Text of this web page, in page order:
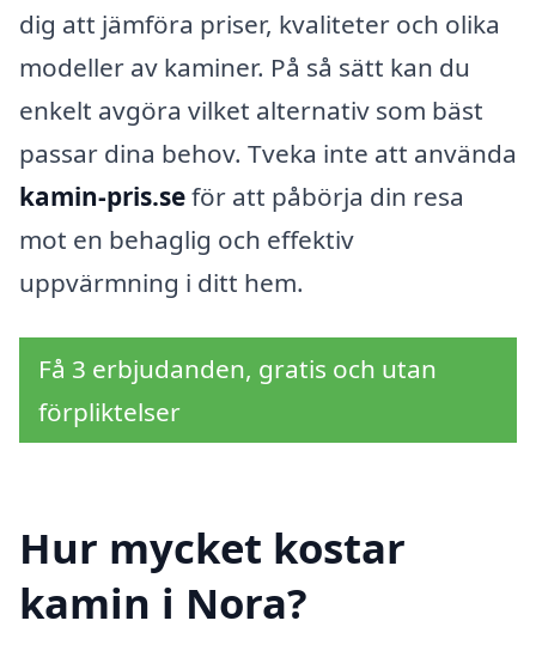
dig att jämföra priser, kvaliteter och olika
modeller av kaminer. På så sätt kan du
enkelt avgöra vilket alternativ som bäst
passar dina behov. Tveka inte att använda
kamin-pris.seför att påbörja din resa
mot en behaglig och effektiv
uppvärmning i ditt hem.
Få 3 erbjudanden, gratis och utan
förpliktelser
Hur mycket kostar
kamin i Nora?